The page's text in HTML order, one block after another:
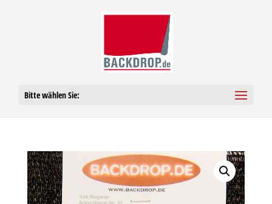
Bitte wählen Sie: